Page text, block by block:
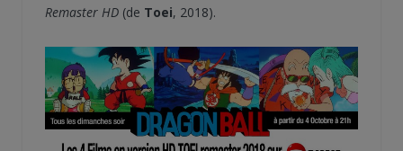
Remaster HD (de Toei, 2018).